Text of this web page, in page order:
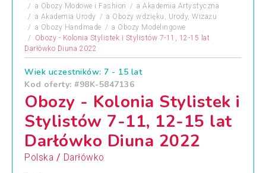
a Obozy Modowe i Fashion a Akademia Artystyczna
a Akademia Urody a Obozy wdzięku, Urody, Wizażu
a Obozy Handmade a Obozy Modelingowe
Obozy - Kolonia Stylistek i Stylistów 7-11, 12-15 lat
Darłówko Diuna 2022
Wiek uczestników: 7 - 15 lat
Kod oferty: #98K-5847136
Obozy - Kolonia Stylistek i
Stylistów 7-11, 12-15 lat
Darłówko Diuna 2022
Polska / Darłówko